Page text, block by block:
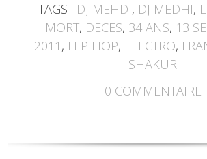
TAGS : DJ MEHDI, DJ MEDHI,
MORT, DECES, 34 ANS, 13
2011 , HIP HOP, ELECTRO,
SHAKUR
0 COMMENTAIRE